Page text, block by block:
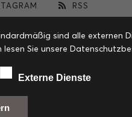
RSS
sind alle externen
Sie unsere
Externe Dienste